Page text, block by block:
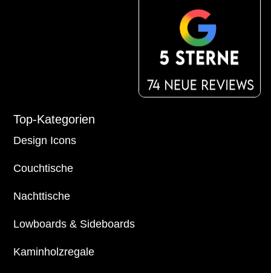
Top-Kategorien
Design Icons
Couchtische
Nachttische
Lowboards & Sideboards
Kaminholzregale